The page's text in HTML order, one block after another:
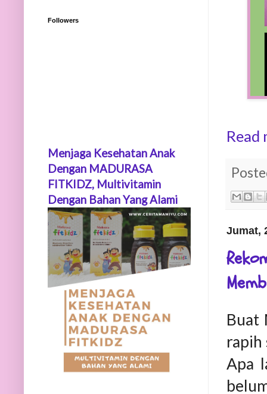
Read
Jumat,
Buat
rapih
Apa
Followers
Menjaga Kesehatan Anak
Dengan MADURASA
FITKIDZ, Multivitamin
Dengan Bahan Yang Alami